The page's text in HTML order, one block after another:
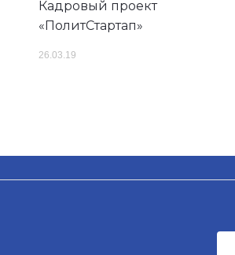
Кадровый проект
«ПолитСтартап»
26.03.19